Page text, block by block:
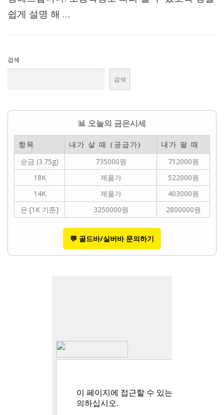
쉽게 설명 해 …
검색
검색
📊 오늘의 금은시세
항목 내가 살 때 (공급가)
내가 팔 때
순금 (3.75g)
735000원
712000원
18K
제품가
522000원
14K
제품가
403000원
은 [1K 기준]
3250000원 2800000원
💬 골드바/실버바 문의하기